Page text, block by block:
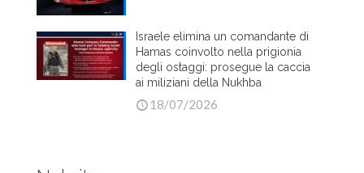
Israele elimina un comandante di
Hamas coinvolto nella prigionia
degli ostaggi: prosegue la caccia
ai miliziani della Nukhba
18/07/2026